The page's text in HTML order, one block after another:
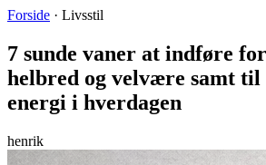
Forside · Livsstil
7 sunde vaner at indføre
helbred og velvære samt til
energi i hverdagen
henrik